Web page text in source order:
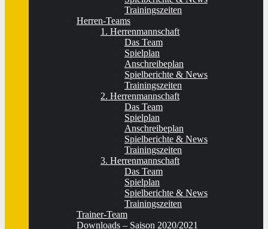
Trainingszeiten
Herren-Teams
1. Herrenmannschaft
Das Team
Spielplan
Anschreibeplan
Spielberichte & News
Trainingszeiten
2. Herrenmannschaft
Das Team
Spielplan
Anschreibeplan
Spielberichte & News
Trainingszeiten
3. Herrenmannschaft
Das Team
Spielplan
Spielberichte & News
Trainingszeiten
Trainer-Team
Downloads – Saison 2020/2021